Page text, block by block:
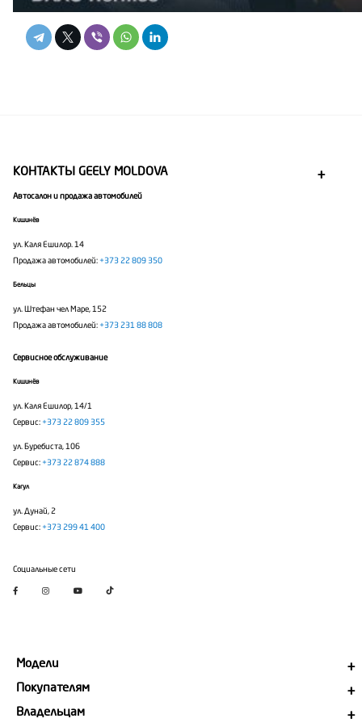
Модели
Покупателям
Владельцам
КОНТАКТЫ GEELY MOLDOVA
Автосалон и продажа автомобилей
Кишинёв
ул. Каля Ешилор. 14
Продажа автомобилей:+373 22 809 350
Бельцы
ул. Штефан чел Маре, 152
Продажа автомобилей:+373 231 88 808
Сервисное обслуживание
Кишинёв
ул. Каля Ешилор, 14/1
Сервис:+373 22 809 355
ул. Буребиста, 106
Сервис:+373 22 874 888
Кагул
ул. Дунай, 2
Сервис:+373 299 41 400
Социальные сети